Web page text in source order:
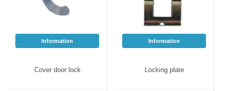
Information
Cover door lock
Information
Locking plate